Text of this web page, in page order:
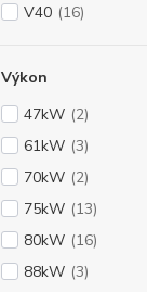
V40 (16)
Výkon
47kW (2)
61kW (3)
70kW (2)
75kW (13)
80kW (16)
88kW (3)